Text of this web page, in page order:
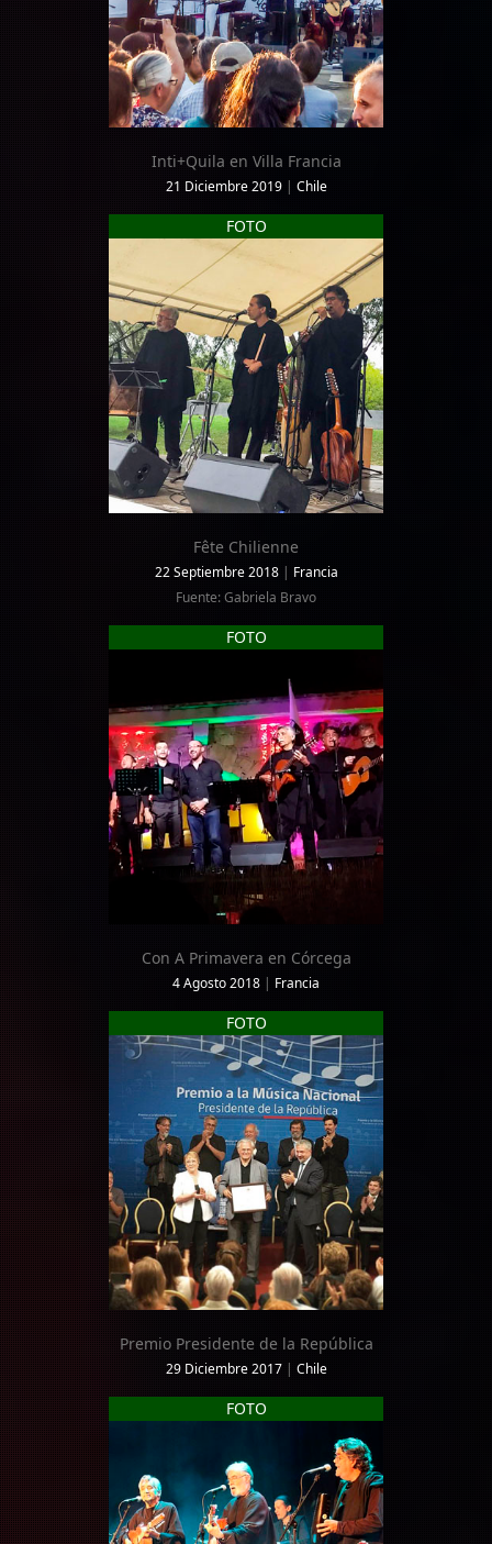
Inti+Quila en Villa Francia
21 Diciembre 2019 | Chile
FOTO
Fête Chilienne
22 Septiembre 2018 | Francia
Fuente: Gabriela Bravo
FOTO
Con A Primavera en Córcega
4 Agosto 2018 | Francia
FOTO
Premio Presidente de la República
29 Diciembre 2017 | Chile
FOTO